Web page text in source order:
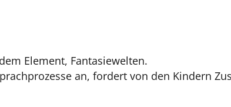
Element, Fantasiewelten.
an, fordert von den Kindern